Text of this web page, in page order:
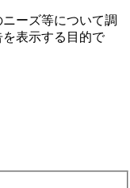
ーズ等について調
表⽰する⽬的で